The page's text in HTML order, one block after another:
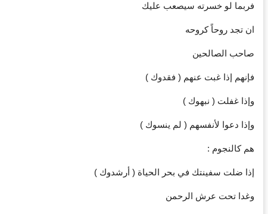
‏فربما لو خسرته سيصعب عليك
‏ان تجد روحاً كروحه
‏صاحب الصالحين
‏فإنهم إذا غبت عنهم ( فقدوك )
‏وإذا غفلت ( نبهوك )
‏وإذا دعوا لأنفسهم ( لم ينسوك )
‏هم كالنجوم :
‏إذا ضلت سفينتك في بحر الحياة ( أرشدوك )
‏وغدا تحت عرش الرحمن